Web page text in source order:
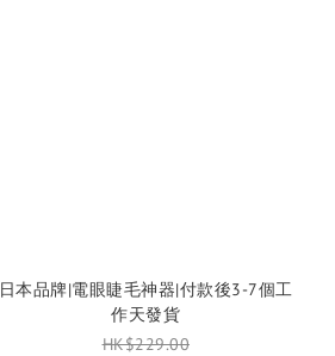
日本品牌|電眼睫毛神器|付款後3-7個工
作天發貨
HK$229.00